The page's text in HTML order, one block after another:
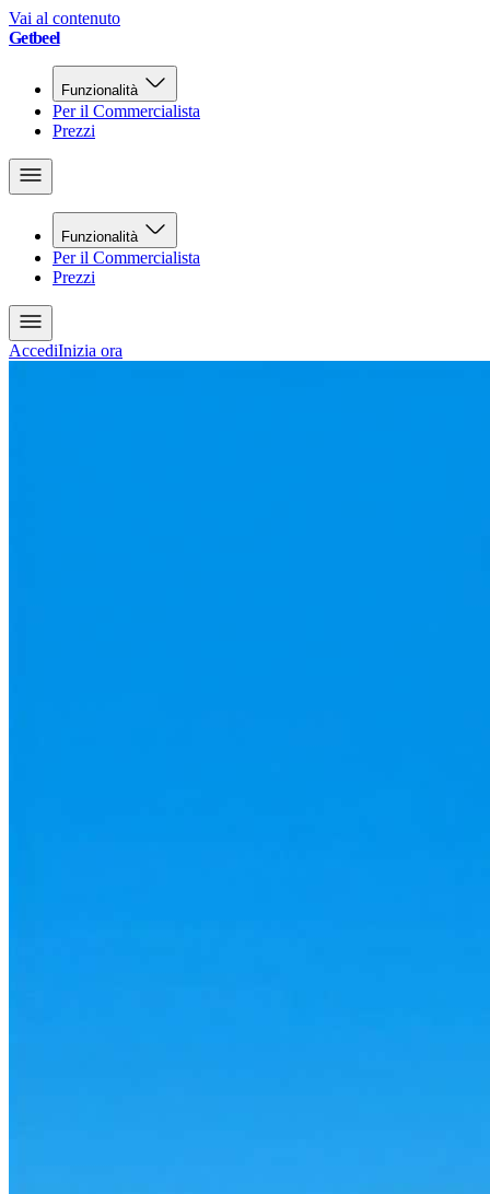
Vai al contenuto
Getbeel
Funzionalità
Per il Commercialista
Prezzi
Funzionalità
Per il Commercialista
Prezzi
AccediInizia ora